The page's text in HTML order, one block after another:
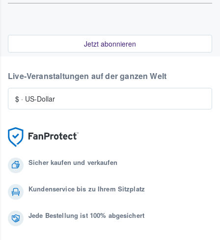
Jetzt abonnieren
Sicher kaufen und verkaufen
Kundenservice bis zu Ihrem Sitzplatz
Jede Bestellung ist 100% abgesichert
Live-Veranstaltungen auf der ganzen Welt
$ · US-Dollar